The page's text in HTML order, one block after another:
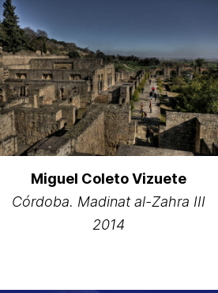
Miguel Coleto Vizuete
Córdoba. Madinat al-Zahra III
2014